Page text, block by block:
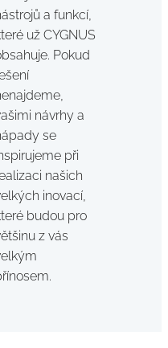
a funkcí,
už CYGNUS
Pokud
návrhy a
se
při
našich
inovací,
budou pro
z vás